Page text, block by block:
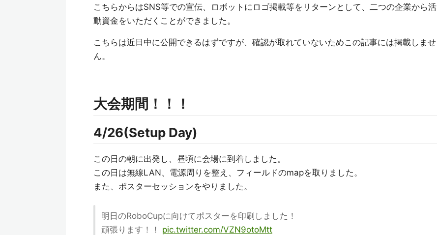
こちらからはSNS等での宣伝、ロボットにロゴ掲載等をリターンとして、二つの企業から活
動資金をいただくことができました。
こちらは近日中に公開できるはずですが、確認が取れていないためこの記事には掲載しませ
ん。
大会期間！！！
4/26(Setup Day)
この日の朝に出発し、昼頃に会場に到着しました。
この日は無線LAN、電源周りを整え、フィールドのmapを取りました。
また、ポスターセッションをやりました。
明日のRoboCupに向けてポスターを印刷しました！
頑張ります！！ pic.twitter.com/VZN9otoMtt